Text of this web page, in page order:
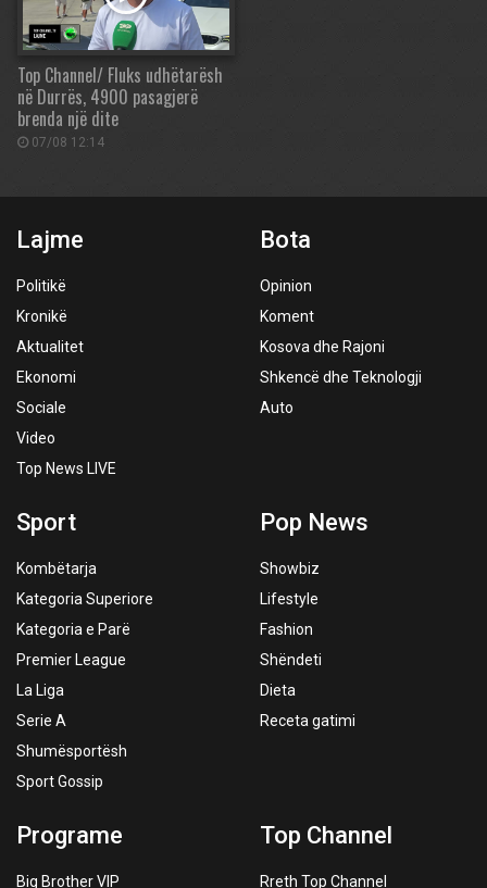
Top Channel/ Fluks udhëtarësh
në Durrës, 4900 pasagjerë
brenda një dite
07/08 12:14
Lajme
Politikë
Kronikë
Aktualitet
Ekonomi
Sociale
Video
Top News LIVE
Bota
Opinion
Koment
Kosova dhe Rajoni
Shkencë dhe Teknologji
Auto
Sport
Kombëtarja
Kategoria Superiore
Kategoria e Parë
Premier League
La Liga
Serie A
Shumësportësh
Sport Gossip
Pop News
Showbiz
Lifestyle
Fashion
Shëndeti
Dieta
Receta gatimi
Programe
Big Brother VIP
Top Channel
Rreth Top Channel